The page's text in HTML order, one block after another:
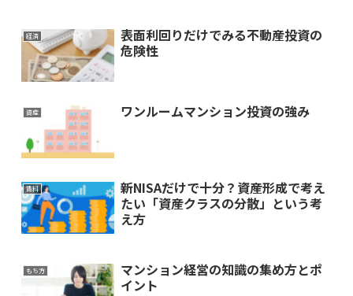
経済
表面利回りだけでみる不動産投資の
危険性
資産 ワンルームマンション投資の強み
賃料
新NISAだけで十分？資産形成で考え
たい「資産クラスの分散」という考
え方
もち方
マンション経営の知識の集め方とポ
イント